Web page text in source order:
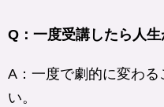
Q：一度受講したら人
A：一度で劇的に変わ
い。